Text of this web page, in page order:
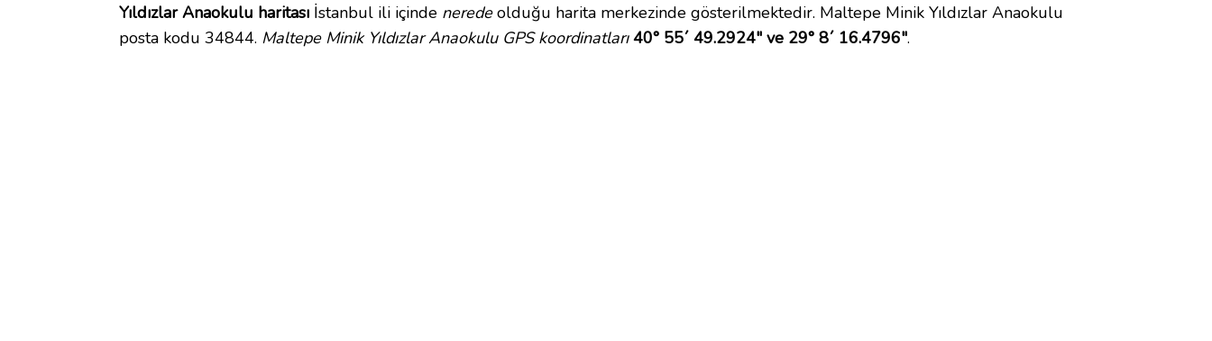
Yıldızlar Anaokulu haritası İstanbul ili içinde neredeolduğu harita merkezinde gösterilmektedir. Maltepe Minik Yıldızlar Anaokulu
posta kodu 34844. Maltepe Minik Yıldızlar Anaokulu GPS koordinatları 40° 55´ 49.2924" ve 29° 8´ 16.4796".